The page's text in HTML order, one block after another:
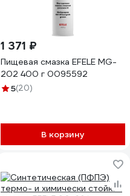
1 371 ₽
Пищевая смазка EFELE MG-
202 400 г 0095592
5(20)
В корзину